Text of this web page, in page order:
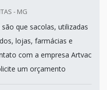
- MG
que sacolas, utilizadas
lojas, farmácias e
com a empresa Artvac
um orçamento